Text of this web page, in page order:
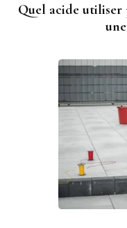
Quel acide utiliser